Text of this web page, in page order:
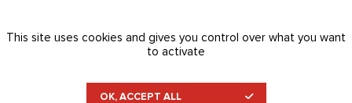
répondre à vos demandes
This site uses cookies and gives you control over what you want
to activate
OK, ACCEPT ALL